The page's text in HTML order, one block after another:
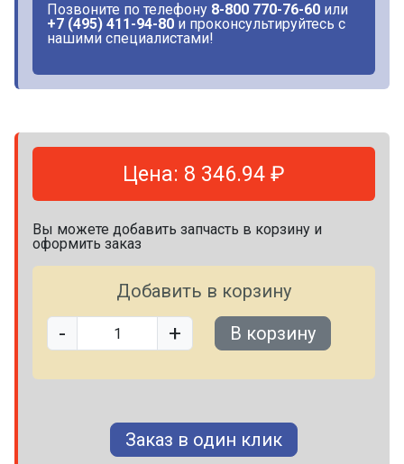
Позвоните по телефону 8-800 770-76-60 или
+7 (495) 411-94-80 и проконсультируйтесь с
нашими специалистами!
Цена: 8 346.94 ₽
Вы можете добавить запчасть в корзину и
оформить заказ
Добавить в корзину
- + В корзину
Заказ в один клик